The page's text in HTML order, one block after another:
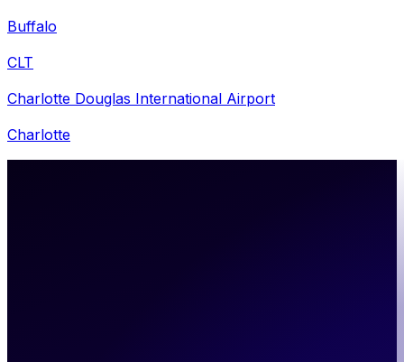
Buffalo
CLT
Charlotte Douglas International Airport
Charlotte